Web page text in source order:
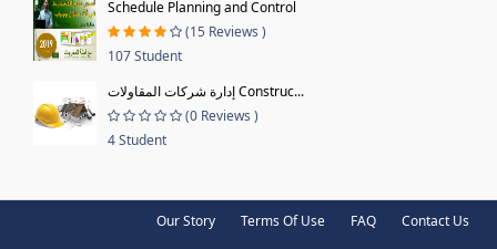
Schedule Planning and Control
(15 Reviews )
107 Student
إدارة شركات المقاولات Construc...
(0 Reviews )
4 Student
Our Story Terms Of Use FAQ Contact Us